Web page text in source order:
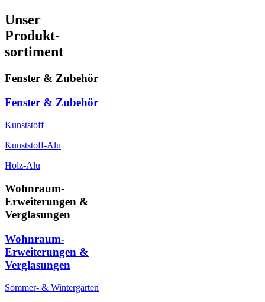
Unser
Produkt-
sortiment
Fenster & Zubehör
Fenster & Zubehör
Kunststoff
Kunststoff-Alu
Holz-Alu
Wohnraum-
Erweiterungen &
Verglasungen
Wohnraum-
Erweiterungen &
Verglasungen
Sommer- & Wintergärten